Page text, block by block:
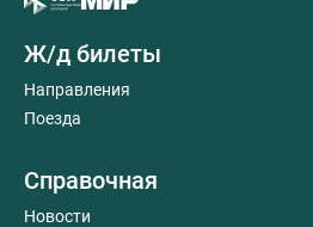
Ж/д билеты
Направления
Поезда
Справочная
Новости